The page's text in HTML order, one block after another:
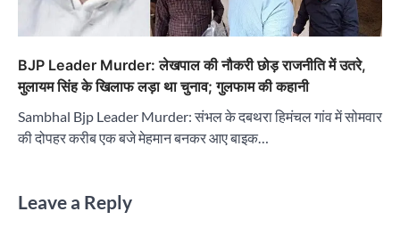
BJP Leader Murder: लेखपाल की नौकरी छोड़ राजनीति में उतरे,
मुलायम सिंह के खिलाफ लड़ा था चुनाव; गुलफाम की कहानी
Sambhal Bjp Leader Murder: संभल के दबथरा हिमंचल गांव में सोमवार
की दोपहर करीब एक बजे मेहमान बनकर आए बाइक…
Leave a Reply